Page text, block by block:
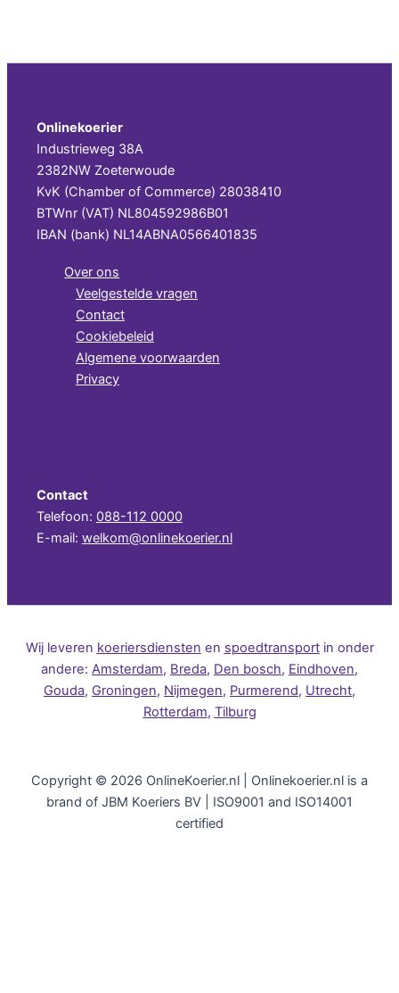
Onlinekoerier
Industrieweg 38A
2382NW Zoeterwoude
KvK (Chamber of Commerce) 28038410
BTWnr (VAT) NL804592986B01
IBAN (bank) NL14ABNA0566401835
Over ons
Veelgestelde vragen
Contact
Cookiebeleid
Algemene voorwaarden
Privacy
Contact
Telefoon: 088-112 0000
E-mail: welkom@onlinekoerier.nl
Wij leveren koeriersdiensten en spoedtransport in onder
andere: Amsterdam, Breda, Den bosch, Eindhoven,
Gouda, Groningen, Nijmegen, Purmerend, Utrecht,
Rotterdam, Tilburg
Copyright © 2026 OnlineKoerier.nl | Onlinekoerier.nl is a
brand of JBM Koeriers BV | ISO9001 and ISO14001
certified